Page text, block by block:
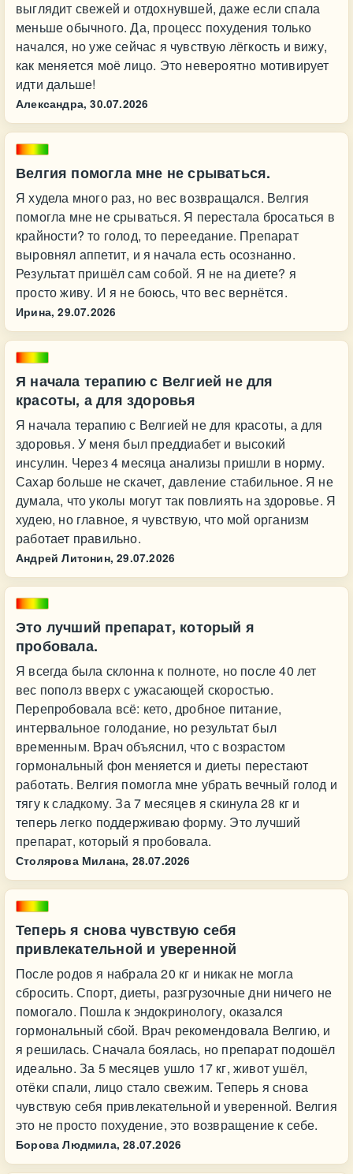
выглядит свежей и отдохнувшей, даже если спала
меньше обычного. Да, процесс похудения только
начался, но уже сейчас я чувствую лёгкость и вижу,
как меняется моё лицо. Это невероятно мотивирует
идти дальше!
Александра, 30.07.2026
Велгия помогла мне не срываться.
Я худела много раз, но вес возвращался. Велгия
помогла мне не срываться. Я перестала бросаться в
крайности? то голод, то переедание. Препарат
выровнял аппетит, и я начала есть осознанно.
Результат пришёл сам собой. Я не на диете? я
просто живу. И я не боюсь, что вес вернётся.
Ирина, 29.07.2026
Я начала терапию с Велгией не для
красоты, а для здоровья
Я начала терапию с Велгией не для красоты, а для
здоровья. У меня был преддиабет и высокий
инсулин. Через 4 месяца анализы пришли в норму.
Сахар больше не скачет, давление стабильное. Я не
думала, что уколы могут так повлиять на здоровье. Я
худею, но главное, я чувствую, что мой организм
работает правильно.
Андрей Литонин, 29.07.2026
Это лучший препарат, который я
пробовала.
Я всегда была склонна к полноте, но после 40 лет
вес пополз вверх с ужасающей скоростью.
Перепробовала всё: кето, дробное питание,
интервальное голодание, но результат был
временным. Врач объяснил, что с возрастом
гормональный фон меняется и диеты перестают
работать. Велгия помогла мне убрать вечный голод и
тягу к сладкому. За 7 месяцев я скинула 28 кг и
теперь легко поддерживаю форму. Это лучший
препарат, который я пробовала.
Столярова Милана, 28.07.2026
Теперь я снова чувствую себя
привлекательной и уверенной
После родов я набрала 20 кг и никак не могла
сбросить. Спорт, диеты, разгрузочные дни ничего не
помогало. Пошла к эндокринологу, оказался
гормональный сбой. Врач рекомендовала Велгию, и
я решилась. Сначала боялась, но препарат подошёл
идеально. За 5 месяцев ушло 17 кг, живот ушёл,
отёки спали, лицо стало свежим. Теперь я снова
чувствую себя привлекательной и уверенной. Велгия
это не просто похудение, это возвращение к себе.
Борова Людмила, 28.07.2026